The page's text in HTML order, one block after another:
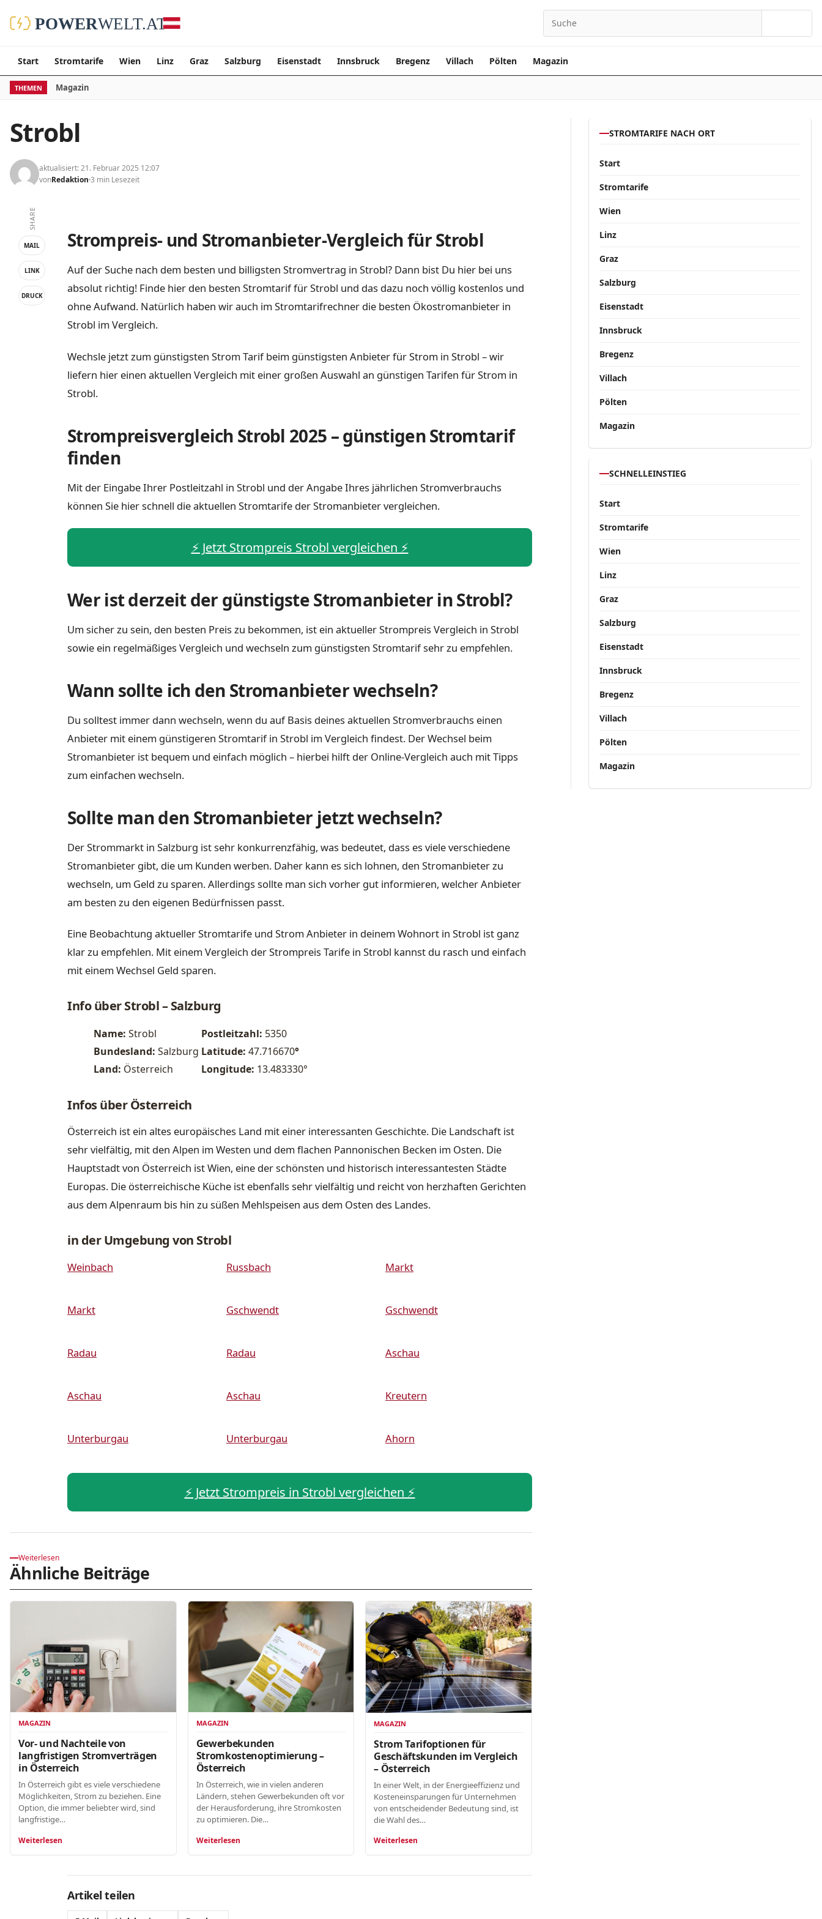
Start Stromtarife Wien Linz Graz Salzburg Eisenstadt Innsbruck Bregenz Villach Pölten Magazin
THEMEN Magazin
Strobl
aktualisiert: 21. Februar 2025 12:07
vonRedaktion 3 min Lesezeit
SHARE
MAIL
LINK
DRUCK
Strompreis- und Stromanbieter-Vergleich für Strobl
Auf der Suche nach dem besten und billigsten Stromvertrag in Strobl? Dann bist Du hier bei uns
absolut richtig! Finde hier den besten Stromtarif für Strobl und das dazu noch völlig kostenlos und
ohne Aufwand. Natürlich haben wir auch im Stromtarifrechner die besten Ökostromanbieter in
Strobl im Vergleich.
Wechsle jetzt zum günstigsten Strom Tarif beim günstigsten Anbieter für Strom in Strobl – wir
liefern hier einen aktuellen Vergleich mit einer großen Auswahl an günstigen Tarifen für Strom in
Strobl.
Strompreisvergleich Strobl 2025 – günstigen Stromtarif
finden
Mit der Eingabe Ihrer Postleitzahl in Strobl und der Angabe Ihres jährlichen Stromverbrauchs
können Sie hier schnell die aktuellen Stromtarife der Stromanbieter vergleichen.
⚡️ Jetzt Strompreis Strobl vergleichen ⚡️
Wer ist derzeit der günstigste Stromanbieter in Strobl?
Um sicher zu sein, den besten Preis zu bekommen, ist ein aktueller Strompreis Vergleich in Strobl
sowie ein regelmäßiges Vergleich und wechseln zum günstigsten Stromtarif sehr zu empfehlen.
Wann sollte ich den Stromanbieter wechseln?
Du solltest immer dann wechseln, wenn du auf Basis deines aktuellen Stromverbrauchs einen
Anbieter mit einem günstigeren Stromtarif in Strobl im Vergleich findest. Der Wechsel beim
Stromanbieter ist bequem und einfach möglich – hierbei hilft der Online-Vergleich auch mit Tipps
zum einfachen wechseln.
Sollte man den Stromanbieter jetzt wechseln?
Der Strommarkt in Salzburg ist sehr konkurrenzfähig, was bedeutet, dass es viele verschiedene
Stromanbieter gibt, die um Kunden werben. Daher kann es sich lohnen, den Stromanbieter zu
wechseln, um Geld zu sparen. Allerdings sollte man sich vorher gut informieren, welcher Anbieter
am besten zu den eigenen Bedürfnissen passt.
Eine Beobachtung aktueller Stromtarife und Strom Anbieter in deinem Wohnort in Strobl ist ganz
klar zu empfehlen. Mit einem Vergleich der Strompreis Tarife in Strobl kannst du rasch und einfach
mit einem Wechsel Geld sparen.
Info über Strobl – Salzburg
Name: Strobl Postleitzahl: 5350
Bundesland: Salzburg Latitude: 47.716670°
Land: Österreich Longitude: 13.483330°
Infos über Österreich
Österreich ist ein altes europäisches Land mit einer interessanten Geschichte. Die Landschaft ist
sehr vielfältig, mit den Alpen im Westen und dem flachen Pannonischen Becken im Osten. Die
Hauptstadt von Österreich ist Wien, eine der schönsten und historisch interessantesten Städte
Europas. Die österreichische Küche ist ebenfalls sehr vielfältig und reicht von herzhaften Gerichten
aus dem Alpenraum bis hin zu süßen Mehlspeisen aus dem Osten des Landes.
in der Umgebung von Strobl
Weinbach Russbach Markt
Markt Gschwendt Gschwendt
Radau Radau Aschau
Aschau Aschau Kreutern
Unterburgau Unterburgau Ahorn
⚡️ Jetzt Strompreis in Strobl vergleichen ⚡️
Weiterlesen
Ähnliche Beiträge
MAGAZIN
Vor- und Nachteile von
langfristigen Stromverträgen
in Österreich
In Österreich gibt es viele verschiedene
Möglichkeiten, Strom zu beziehen. Eine
Option, die immer beliebter wird, sind
langfristige…
Weiterlesen
MAGAZIN
Gewerbekunden
Stromkostenoptimierung –
Österreich
In Österreich, wie in vielen anderen
Ländern, stehen Gewerbekunden oft vor
der Herausforderung, ihre Stromkosten
zu optimieren. Die…
Weiterlesen
MAGAZIN
Strom Tarifoptionen für
Geschäftskunden im Vergleich
– Österreich
In einer Welt, in der Energieeffizienz und
Kosteneinsparungen für Unternehmen
von entscheidender Bedeutung sind, ist
die Wahl des…
Weiterlesen
Artikel teilen
STROMTARIFE NACH ORT
Start
Stromtarife
Wien
Linz
Graz
Salzburg
Eisenstadt
Innsbruck
Bregenz
Villach
Pölten
Magazin
SCHNELLEINSTIEG
Start
Stromtarife
Wien
Linz
Graz
Salzburg
Eisenstadt
Innsbruck
Bregenz
Villach
Pölten
Magazin